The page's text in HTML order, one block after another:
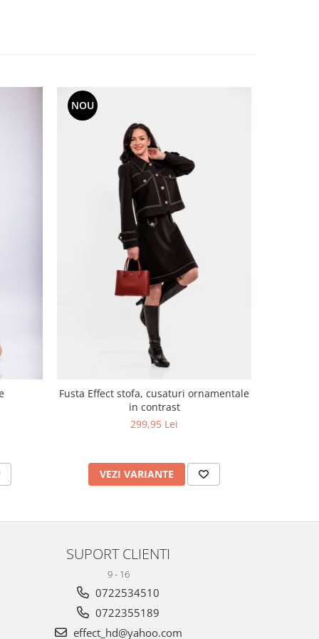
NOU
Fusta Effect stofa, cusaturi ornamentale
in contrast
299,95 Lei
VEZI VARIANTE
SUPORT CLIENTI
9 - 16
0722534510
0722355189
effect_hd@yahoo.com